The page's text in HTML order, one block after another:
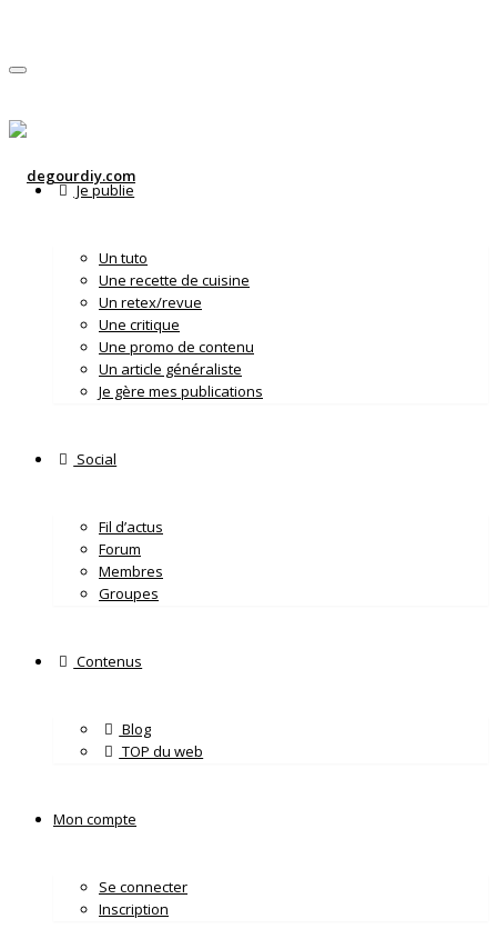
Activer/désactiver navigation
Je publie
Un tuto
Une recette de cuisine
Un retex/revue
Une critique
Une promo de contenu
Un article généraliste
Je gère mes publications
Social
Fil d’actus
Forum
Membres
Groupes
Contenus
Blog
TOP du web
Mon compte
Se connecter
Inscription